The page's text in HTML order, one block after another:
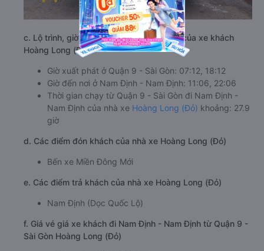
c. Lộ trình, giờ khởi hành và giờ kết thúc của xe khách
Hoàng Long (Đỏ)
Giờ xuất phát ở Quận 9 - Sài Gòn: 07:12, 18:12
Giờ đến nơi ở Nam Định - Nam Định: 11:06, 22:06
Thời gian chạy từ Quận 9 - Sài Gòn đi Nam Định -
Nam Định của nhà xe Hoàng Long (Đỏ) khoảng: 27.9
giờ
d. Các điểm đón khách của nhà xe Hoàng Long (Đỏ)
Bến xe Miền Đông Mới
e. Các điểm trả khách của nhà xe Hoàng Long (Đỏ)
Nam Định (Dọc Quốc Lộ)
f. Giá vé giá xe khách đi Nam Định - Nam Định từ Quận 9 -
Sài Gòn Hoàng Long (Đỏ)